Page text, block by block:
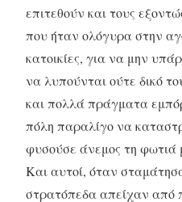
επιτεθούν και τους
που ήταν ολόγυρα στην
κατοικίες, για να μην
να λυπούνται ούτε δικό
και πολλά πράγματα
πόλη παραλίγο να
φυσούσε άνεμος τη φωτιά
Και αυτοί, όταν
στρατόπεδα απείχαν από